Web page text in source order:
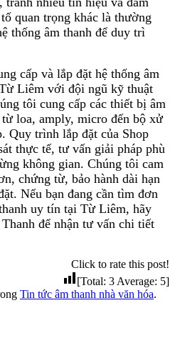
quan trọng khác là thường
thống âm thanh để duy trì
cấp và lắp đặt hệ thống âm
Liêm với đội ngũ kỹ thuật
tôi cung cấp các thiết bị âm
loa, amply, micro đến bộ xử
Quy trình lắp đặt của Shop
thực tế, tư vấn giải pháp phù
không gian. Chúng tôi cam
chứng từ, bảo hành dài hạn
Nếu bạn đang cần tìm đơn
uy tín tại Từ Liêm, hãy
để nhận tư vấn chi tiết
Click to rate this post!
[Total: 3 Average: 5]
Tin tức âm thanh nhà văn hóa.